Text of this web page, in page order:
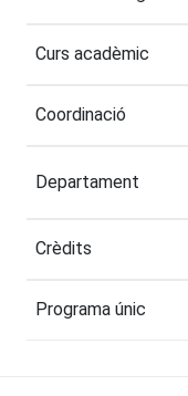
Curs acadèmic
Coordinació
Departament
Crèdits
Programa únic